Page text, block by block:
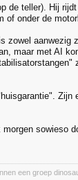
de teller). Hij
of onder de
zowel aanwezig
maar met AI
Zijn
sowieso
een groep